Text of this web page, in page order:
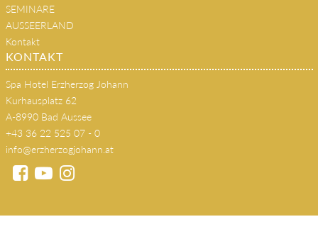
SEMINARE
AUSSEERLAND
Kontakt
KONTAKT
Spa Hotel Erzherzog Johann
Kurhausplatz 62
A-8990 Bad Aussee
+43 36 22 525 07 - 0
info@erzherzogjohann.at